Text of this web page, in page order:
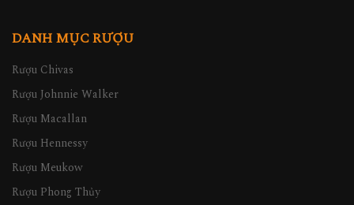
DANH MỤC RƯỢU
Rượu Chivas
Rượu Johnnie Walker
Rượu Macallan
Rượu Hennessy
Rượu Meukow
Rượu Phong Thủy